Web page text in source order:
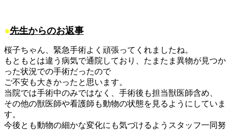
●先生からのお返事
桜子ちゃん、緊急手術よく頑張ってくれましたね。
もともとは違う病気で通院しており、たまたま異物が見つか
った状況での手術だったので
ご不安も大きかったと思います。
当院では手術中のみではなく、手術後も担当獣医師含め、
その他の獣医師や看護師も動物の状態を見るようにしていま
す。
今後とも動物の細かな変化にも気づけるようスタッフ一同努